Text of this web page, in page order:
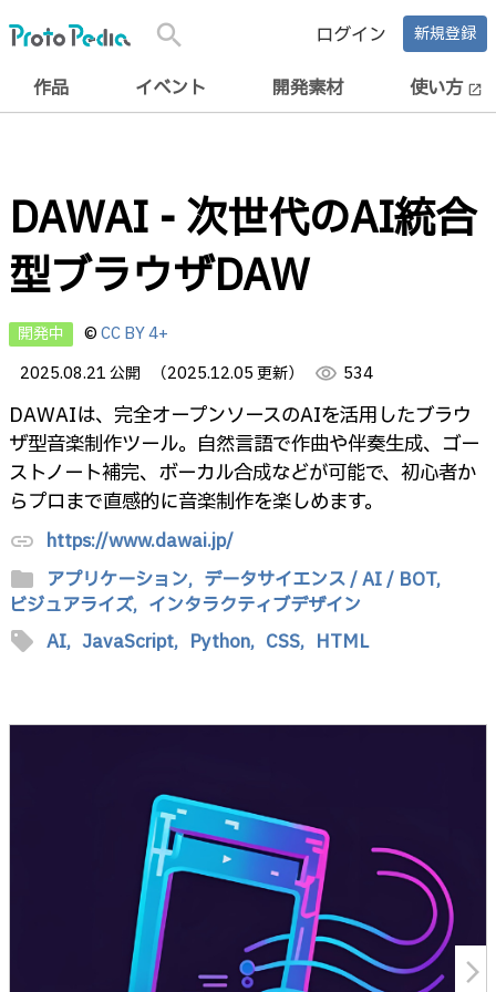
search ログイン 新規登録
作品 イベント 開発素材 使い方 open_in_new
DAWAI - 次世代のAI統合
型ブラウザDAW
開発中 ©CC BY 4+
2025.08.21 公開
（2025.12.05 更新） visibility 534
DAWAIは、完全オープンソースのAIを活用したブラウ
ザ型音楽制作ツール。自然言語で作曲や伴奏生成、ゴー
ストノート補完、ボーカル合成などが可能で、初心者か
らプロまで直感的に音楽制作を楽しめます。
link https://www.dawai.jp/
folder アプリケーション, データサイエンス / AI / BOT,
ビジュアライズ, インタラクティブデザイン
sell AI, JavaScript, Python, CSS, HTML
arrow_forward_ios